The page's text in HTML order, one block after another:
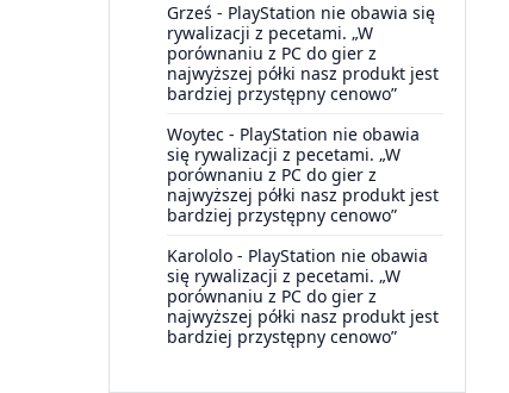
Grześ - PlayStation nie obawia się
rywalizacji z pecetami. „W
porównaniu z PC do gier z
najwyższej półki nasz produkt jest
bardziej przystępny cenowo”
Woytec - PlayStation nie obawia
się rywalizacji z pecetami. „W
porównaniu z PC do gier z
najwyższej półki nasz produkt jest
bardziej przystępny cenowo”
Karololo - PlayStation nie obawia
się rywalizacji z pecetami. „W
porównaniu z PC do gier z
najwyższej półki nasz produkt jest
bardziej przystępny cenowo”